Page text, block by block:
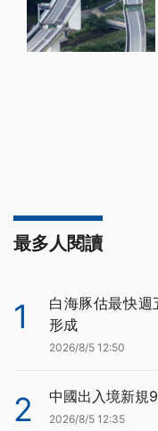
最多人閱讀
1
白海豚估最快
形成
2026/8/5 12:50
2 中國出入境新規
2026/8/5 12:35